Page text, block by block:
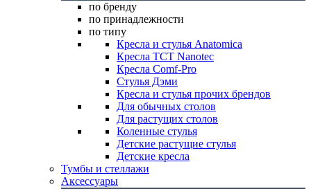
по бренду
по принадлежности
по типу
Кресла и стулья Anatomica
Кресла TCT Nanotec
Кресла Comf-Pro
Стулья Дэми
Кресла и стулья прочих брендов
Для обычных столов
Для растущих столов
Коленные стулья
Детские растущие стулья
Детские кресла
Тумбы и стеллажи
Аксессуары